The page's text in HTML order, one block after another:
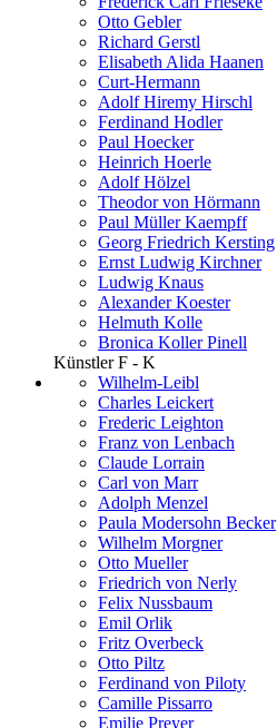
Otto Gebler
Richard Gerstl
Elisabeth Alida Haanen
Curt-Hermann
Adolf Hiremy Hirschl
Ferdinand Hodler
Paul Hoecker
Heinrich Hoerle
Adolf Hölzel
Theodor von Hörmann
Paul Müller Kaempff
Georg Friedrich Kersting
Ernst Ludwig Kirchner
Ludwig Knaus
Alexander Koester
Helmuth Kolle
Bronica Koller Pinell
Künstler F - K
Wilhelm-Leibl
Charles Leickert
Frederic Leighton
Franz von Lenbach
Claude Lorrain
Carl von Marr
Adolph Menzel
Paula Modersohn Becker
Wilhelm Morgner
Otto Mueller
Friedrich von Nerly
Felix Nussbaum
Emil Orlik
Fritz Overbeck
Otto Piltz
Ferdinand von Piloty
Camille Pissarro
Emilie Preyer